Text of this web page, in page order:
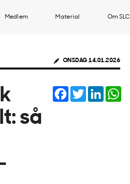
Medlem Material Om SLC
ONSDAG 14.01.2026
så
Facebook
TwitterLinkedIn